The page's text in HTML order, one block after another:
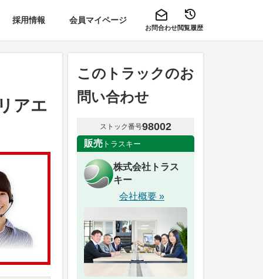
採用情報 会員マイページ
お問合わせ閲覧履歴
アエ
このトラックのお
問い合わせ
ストック番号98002
販売 トラスキー
株式会社トラス
キー
会社概要 »